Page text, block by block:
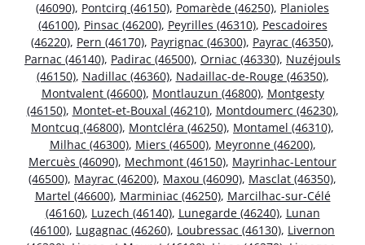
(46090), Pontcirq (46150), Pomarède (46250), Planioles
(46100), Pinsac (46200), Peyrilles (46310), Pescadoires
(46220), Pern (46170), Payrignac (46300), Payrac (46350),
Parnac (46140), Padirac (46500), Orniac (46330), Nuzéjouls
(46150), Nadillac (46360), Nadaillac-de-Rouge (46350),
Montvalent (46600), Montlauzun (46800), Montgesty
(46150), Montet-et-Bouxal (46210), Montdoumerc (46230),
Montcuq (46800), Montcléra (46250), Montamel (46310),
Milhac (46300), Miers (46500), Meyronne (46200),
Mercuès (46090), Mechmont (46150), Mayrinhac-Lentour
(46500), Mayrac (46200), Maxou (46090), Masclat (46350),
Martel (46600), Marminiac (46250), Marcilhac-sur-Célé
(46160), Luzech (46140), Lunegarde (46240), Lunan
(46100), Lugagnac (46260), Loubressac (46130), Livernon